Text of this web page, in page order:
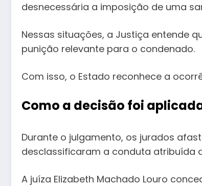
desnecessária a imposição de uma
Nessas situações, a Justiça entende
punição relevante para o condenado.
Com isso, o Estado reconhece a
Como a decisão foi
Durante o julgamento, os jurados
desclassificaram a conduta atribuída
A juíza Elizabeth Machado Louro